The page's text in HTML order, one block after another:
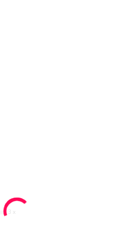
3 x